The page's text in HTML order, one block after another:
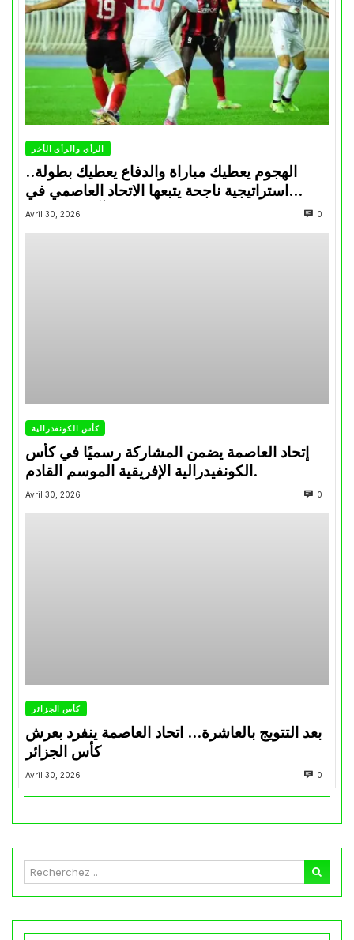
الرأي والرأي الأخر
الهجوم يعطيك مباراة والدفاع يعطيك بطولة..
استراتيجية ناجحة يتبعها الاتحاد العاصمي في
تتويجاته آخر السنوات
Avril 30, 2026 0
كأس الكونفدرالية
إتحاد العاصمة يضمن المشاركة رسميًا في كأس
الكونفيدرالية الإفريقية الموسم القادم.
Avril 30, 2026 0
كأس الجزائر
بعد التتويج بالعاشرة… اتحاد العاصمة ينفرد بعرش
كأس الجزائر
Avril 30, 2026 0